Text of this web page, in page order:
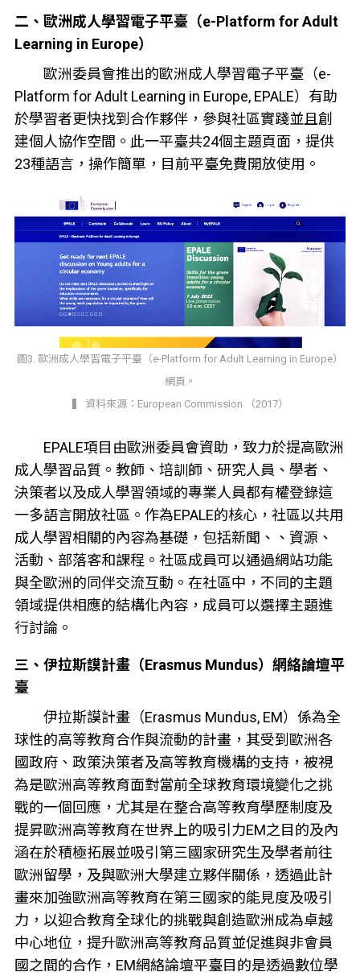
二、歐洲成人學習電子平臺（e-Platform for Adult
Learning in Europe）
歐洲委員會推出的歐洲成人學習電子平臺（e-
Platform for Adult Learning in Europe, EPALE）有助
於學習者更快找到合作夥伴，參與社區實踐並且創
建個人協作空間。此一平臺共24個主題頁面，提供
23種語言，操作簡單，目前平臺免費開放使用。
圖3. 歐洲成人學習電子平臺（e-Platform for Adult Learning in Europe）
網頁。
▍ 資料來源：European Commission （2017）
EPALE項目由歐洲委員會資助，致力於提高歐洲
成人學習品質。教師、培訓師、研究人員、學者、
決策者以及成人學習領域的專業人員都有權登錄這
一多語言開放社區。作為EPALE的核心，社區以共用
成人學習相關的內容為基礎，包括新聞、、資源、
活動、部落客和課程。社區成員可以通過網站功能
與全歐洲的同伴交流互動。在社區中，不同的主題
領域提供相應的結構化內容，成員可以選擇主題進
行討論。
三、伊拉斯謨計畫（Erasmus Mundus）網絡論壇平
臺
伊拉斯謨計畫（Erasmus Mundus, EM）係為全
球性的高等教育合作與流動的計畫，其受到歐洲各
國政府、政策決策者及高等教育機構的支持，被視
為是歐洲高等教育面對當前全球教育環境變化之挑
戰的一個回應，尤其是在整合高等教育學歷制度及
提昇歐洲高等教育在世界上的吸引力EM之目的及內
涵在於積極拓展並吸引第三國家研究生及學者前往
歐洲留學，及與歐洲大學建立夥伴關係，透過此計
畫來加強歐洲高等教育在第三國家的能見度及吸引
力，以迎合教育全球化的挑戰與創造歐洲成為卓越
中心地位，提升歐洲高等教育品質並促進與非會員
國之間的合作，EM網絡論壇平臺目的是透過數位學